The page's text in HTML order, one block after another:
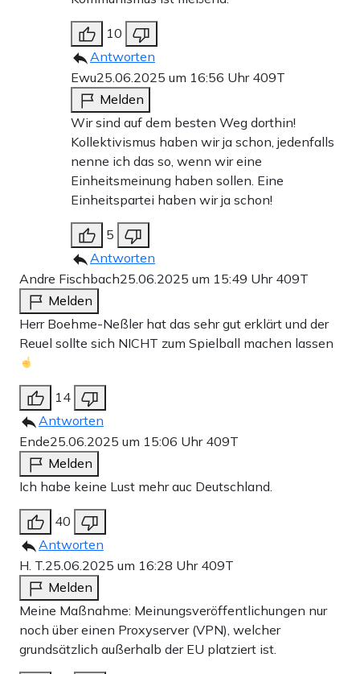
10
Antworten
Ewu25.06.2025 um 16:56 Uhr 409T
Melden
Wir sind auf dem besten Weg dorthin!
Kollektivismus haben wir ja schon, jedenfalls
nenne ich das so, wenn wir eine
Einheitsmeinung haben sollen. Eine
Einheitspartei haben wir ja schon!
5
Antworten
Andre Fischbach25.06.2025 um 15:49 Uhr 409T
Melden
Herr Boehme-Neßler hat das sehr gut erklärt und der
Reuel sollte sich NICHT zum Spielball machen lassen
14
Antworten
Ende25.06.2025 um 15:06 Uhr 409T
Melden
Ich habe keine Lust mehr auc Deutschland.
40
Antworten
H. T. 25.06.2025 um 16:28 Uhr 409T
Melden
Meine Maßnahme: Meinungsveröffentlichungen nur
noch über einen Proxyserver (VPN), welcher
grundsätzlich außerhalb der EU platziert ist.